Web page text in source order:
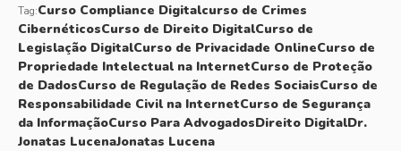
Tag:Curso Compliance Digitalcurso de Crimes
CibernéticosCurso de Direito DigitalCurso de
Legislação DigitalCurso de Privacidade OnlineCurso de
Propriedade Intelectual na InternetCurso de Proteção
de DadosCurso de Regulação de Redes SociaisCurso de
Responsabilidade Civil na InternetCurso de Segurança
da InformaçãoCurso Para AdvogadosDireito DigitalDr.
Jonatas LucenaJonatas Lucena